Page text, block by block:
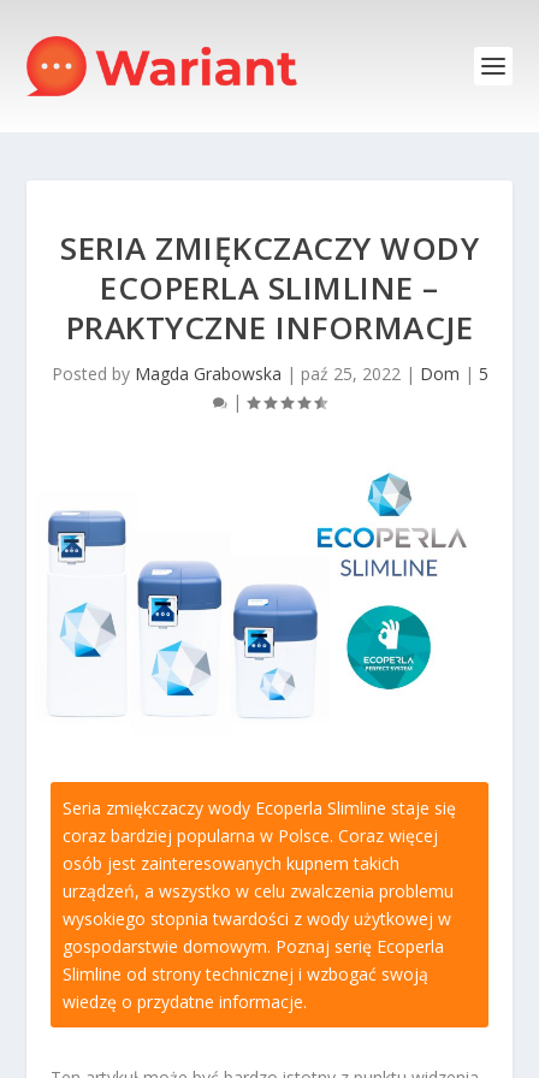
SERIA ZMIĘKCZACZY WODY
ECOPERLA SLIMLINE –
PRAKTYCZNE INFORMACJE
Posted by Magda Grabowska | paź 25, 2022| Dom | 5
|
Seria zmiękczaczy wody Ecoperla Slimline staje się
coraz bardziej popularna w Polsce. Coraz więcej
osób jest zainteresowanych kupnem takich
urządzeń, a wszystko w celu zwalczenia problemu
wysokiego stopnia twardości z wody użytkowej w
gospodarstwie domowym. Poznaj serię Ecoperla
Slimline od strony technicznej i wzbogać swoją
wiedzę o przydatne informacje.